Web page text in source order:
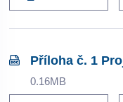
Příloha č. 1
0.16MB